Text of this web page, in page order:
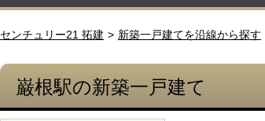
センチュリー21 拓建 新築一戸建てを沿線から探す
巌根駅の新築一戸建て